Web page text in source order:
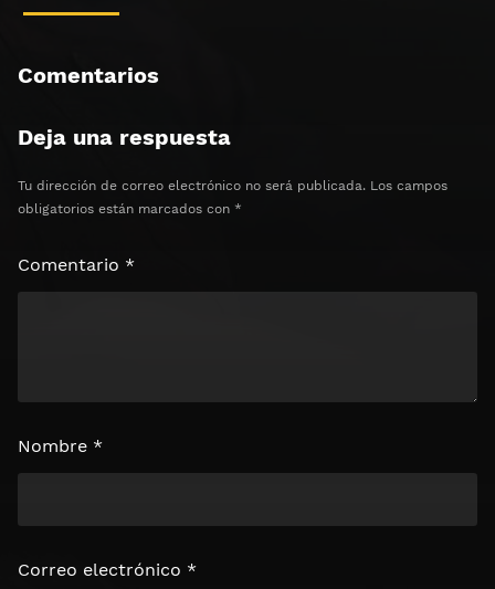
⏰ El acceso expira en 1 hora
Comentarios
Deja una respuesta
Tu dirección de correo electrónico no será publicada. Los campos
obligatorios están marcados con *
Comentario *
Nombre *
Correo electrónico *